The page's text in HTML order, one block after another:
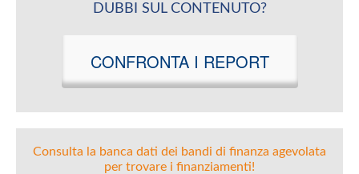
DUBBI SUL CONTENUTO?
CONFRONTA I REPORT
Consulta la banca dati dei bandi di finanza agevolata
per trovare i finanziamenti!